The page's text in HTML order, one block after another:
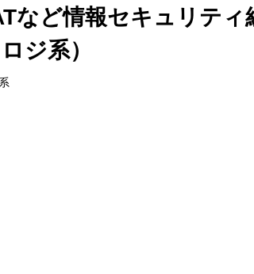
など情報セキュリティ
ジ系）